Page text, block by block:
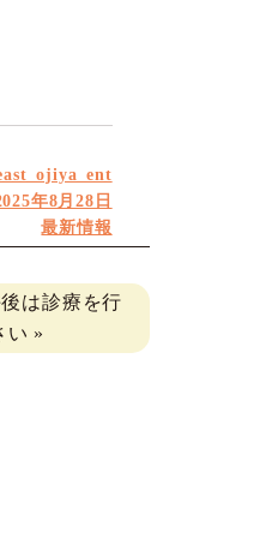
:
年8月28日
カ
テ
ゴ
リ
ー
最新情報
は診療を行
い »